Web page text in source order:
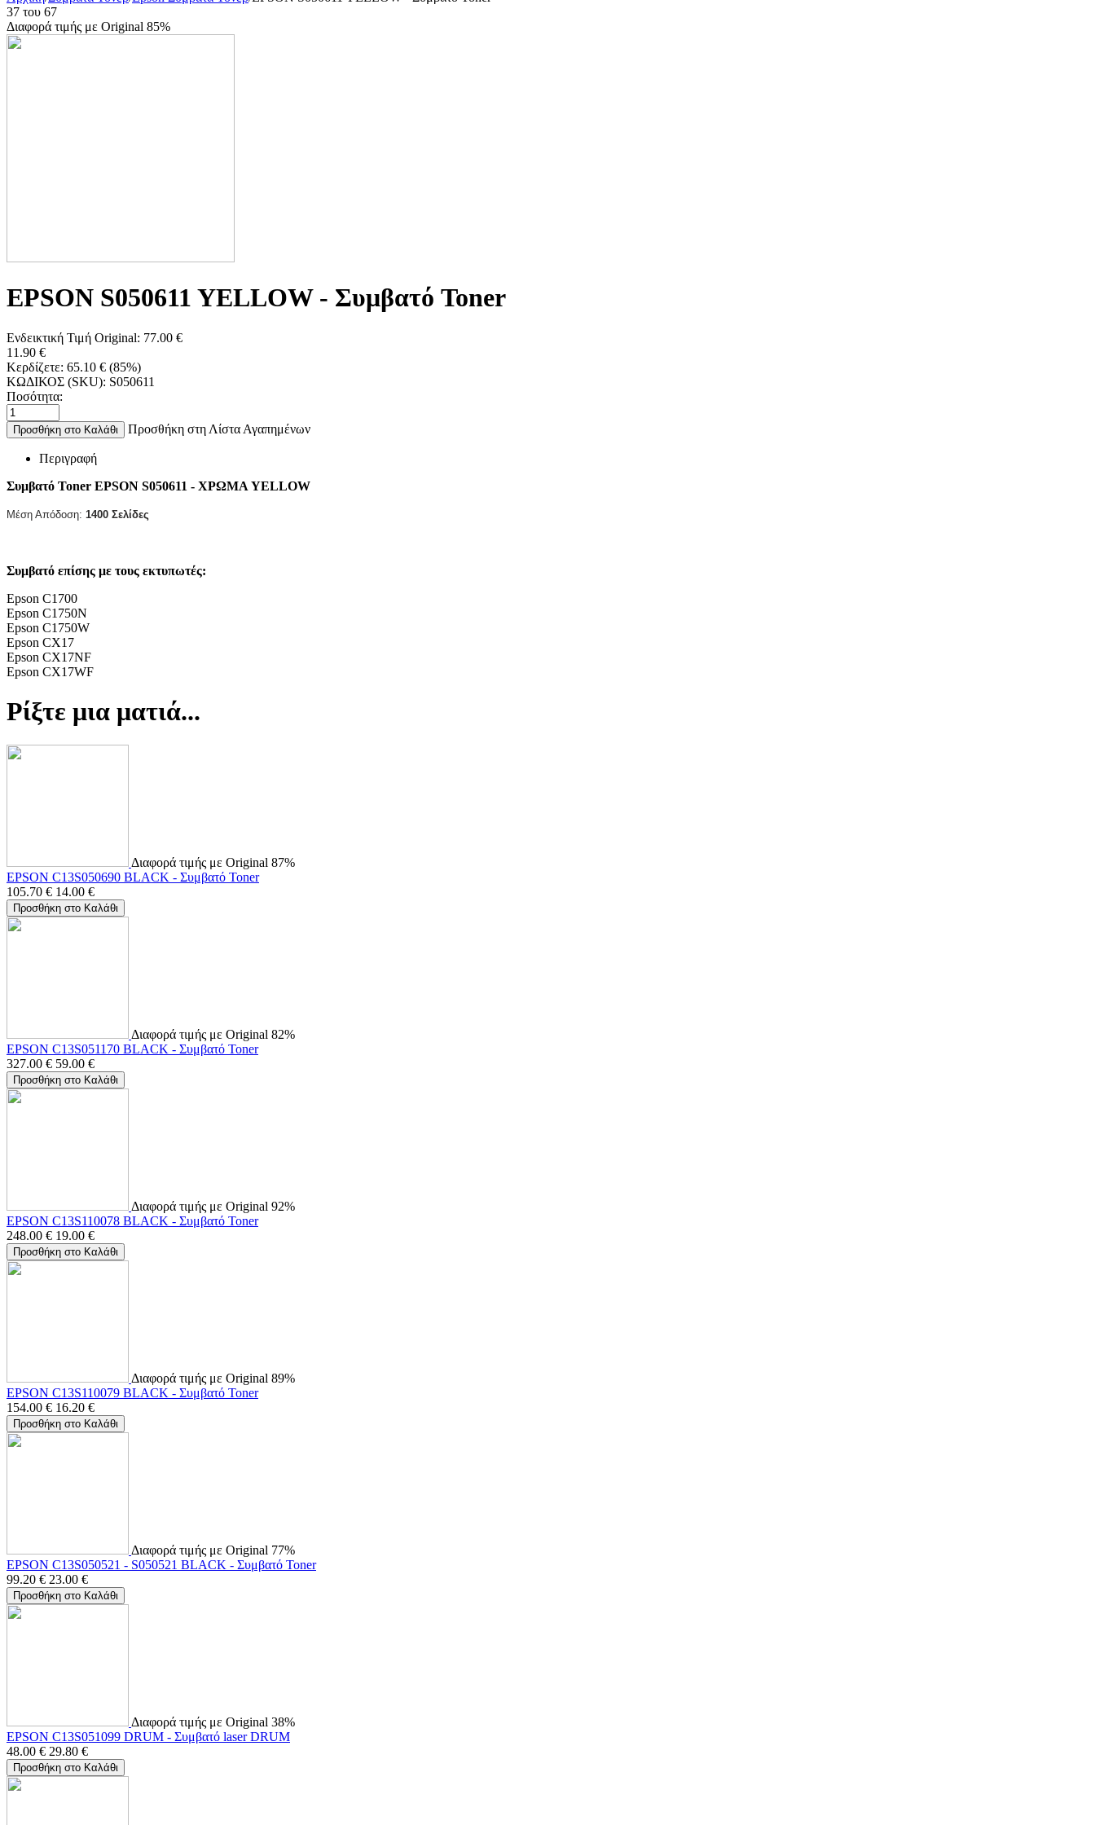
37 του 67
Διαφορά τιμής με Original 85%
EPSON S050611 YELLOW - Συμβατό Toner
Ενδεικτική Τιμή Original: 77.00 €
11.90 €
Κερδίζετε: 65.10 € (85%)
ΚΩΔΙΚΟΣ (SKU): S050611
Ποσότητα:
Προσθήκη στο Καλάθι Προσθήκη στη Λίστα Αγαπημένων
Περιγραφή
Συμβατό Toner EPSON S050611 - ΧΡΩΜΑ YELLOW
Μέση Απόδοση: 1400 Σελίδες
Συμβατό επίσης με τους εκτυπωτές:
Epson C1700
Epson C1750N
Epson C1750W
Epson CX17
Epson CX17NF
Epson CX17WF
Ρίξτε μια ματιά...
Διαφορά τιμής με Original 87%
EPSON C13S050690 BLACK - Συμβατό Toner
105.70 € 14.00 €
Προσθήκη στο Καλάθι
Διαφορά τιμής με Original 82%
EPSON C13S051170 BLACK - Συμβατό Toner
327.00 € 59.00 €
Προσθήκη στο Καλάθι
Διαφορά τιμής με Original 92%
EPSON C13S110078 BLACK - Συμβατό Toner
248.00 € 19.00 €
Προσθήκη στο Καλάθι
Διαφορά τιμής με Original 89%
EPSON C13S110079 BLACK - Συμβατό Toner
154.00 € 16.20 €
Προσθήκη στο Καλάθι
Διαφορά τιμής με Original 77%
EPSON C13S050521 - S050521 BLACK - Συμβατό Toner
99.20 € 23.00 €
Προσθήκη στο Καλάθι
Διαφορά τιμής με Original 38%
EPSON C13S051099 DRUM - Συμβατό laser DRUM
48.00 € 29.80 €
Προσθήκη στο Καλάθι